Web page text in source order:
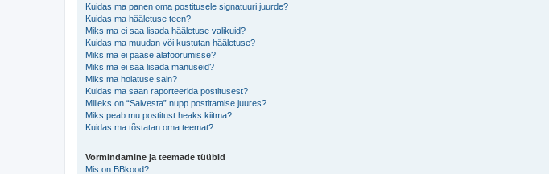
Kuidas ma panen oma postitusele signatuuri juurde?
Kuidas ma hääletuse teen?
Miks ma ei saa lisada hääletuse valikuid?
Kuidas ma muudan või kustutan hääletuse?
Miks ma ei pääse alafoorumisse?
Miks ma ei saa lisada manuseid?
Miks ma hoiatuse sain?
Kuidas ma saan raporteerida postitusest?
Milleks on “Salvesta” nupp postitamise juures?
Miks peab mu postitust heaks kiitma?
Kuidas ma tõstatan oma teemat?
Vormindamine ja teemade tüübid
Mis on BBkood?